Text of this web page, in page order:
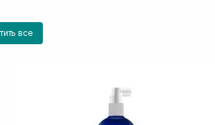
все